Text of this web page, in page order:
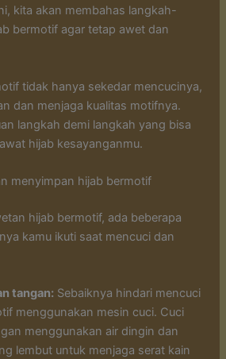
kita akan membahas langkah-
bermotif agar tetap awet dan
tidak hanya sekedar mencucinya,
dan menjaga kualitas motifnya.
langkah demi langkah yang bisa
hijab kesayanganmu.
menyimpan hijab bermotif
hijab bermotif, ada beberapa
kamu ikuti saat mencuci dan
tangan: Sebaiknya hindari mencuci
menggunakan mesin cuci. Cuci
menggunakan air dingin dan
lembut untuk menjaga serat kain